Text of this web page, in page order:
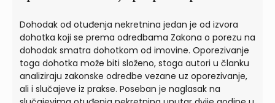
Dohodak od otuđenja nekretnina jedan je od izvora
dohotka koji se prema odredbama Zakona o porezu na
dohodak smatra dohotkom od imovine. Oporezivanje
toga dohotka može biti složeno, stoga autori u članku
analiziraju zakonske odredbe vezane uz oporezivanje,
ali i slučajeve iz prakse. Poseban je naglasak na